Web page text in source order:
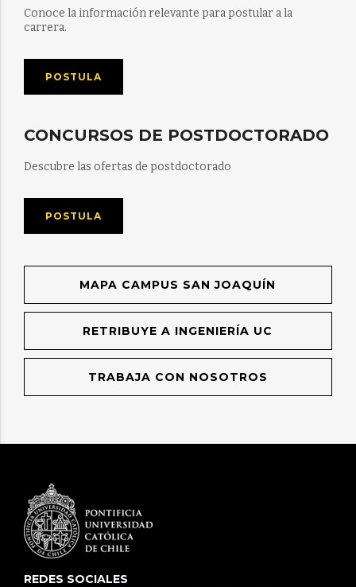
Conoce la información relevante para postular a la
carrera.
POSTULA
CONCURSOS DE POSTDOCTORADO
Descubre las ofertas de postdoctorado
POSTULA
MAPA CAMPUS SAN JOAQUÍN
RETRIBUYE A INGENIERÍA UC
TRABAJA CON NOSOTROS
REDES SOCIALES